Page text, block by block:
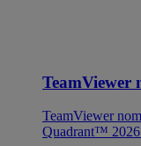
TeamViewer
TeamViewer
Quadrant™ 2026